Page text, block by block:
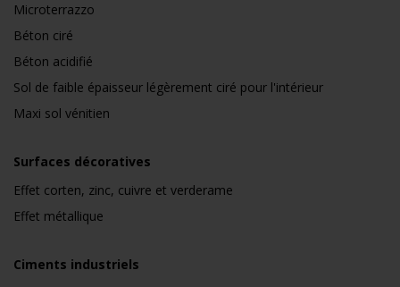
Microterrazzo
Béton ciré
Béton acidifié
Sol de faible épaisseur légèrement ciré pour l'intérieur
Maxi sol vénitien
Surfaces décoratives
Effet corten, zinc, cuivre et verderame
Effet métallique
Ciments industriels